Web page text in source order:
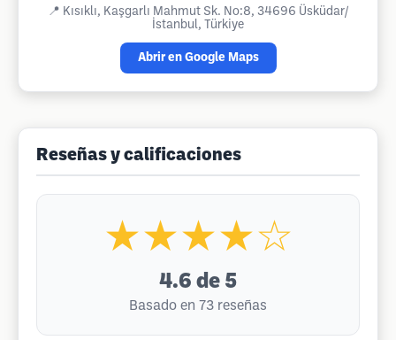
📍 Kısıklı, Kaşgarlı Mahmut Sk. No:8, 34696 Üsküdar/
İstanbul, Türkiye
Abrir en Google Maps
Reseñas y calificaciones
★★★★☆
4.6 de 5
Basado en 73 reseñas